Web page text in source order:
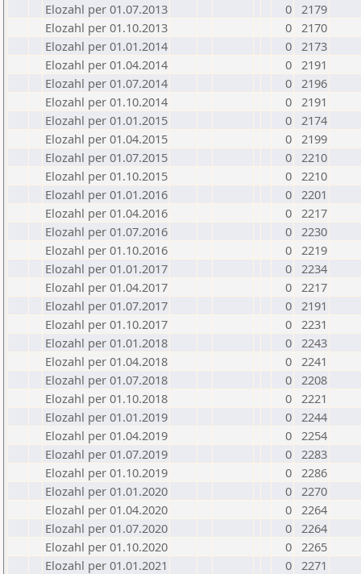
Elozahl per 01.07.2013
0 2179
Elozahl per 01.10.2013
0 2170
Elozahl per 01.01.2014
0 2173
Elozahl per 01.04.2014
0 2191
Elozahl per 01.07.2014
0 2196
Elozahl per 01.10.2014
0 2191
Elozahl per 01.01.2015
0 2174
Elozahl per 01.04.2015
0 2199
Elozahl per 01.07.2015
0 2210
Elozahl per 01.10.2015
0 2210
Elozahl per 01.01.2016
0 2201
Elozahl per 01.04.2016
0 2217
Elozahl per 01.07.2016
0 2230
Elozahl per 01.10.2016
0 2219
Elozahl per 01.01.2017
0 2234
Elozahl per 01.04.2017
0 2217
Elozahl per 01.07.2017
0 2191
Elozahl per 01.10.2017
0 2231
Elozahl per 01.01.2018
0 2243
Elozahl per 01.04.2018
0 2241
Elozahl per 01.07.2018
0 2208
Elozahl per 01.10.2018
0 2221
Elozahl per 01.01.2019
0 2244
Elozahl per 01.04.2019
0 2254
Elozahl per 01.07.2019
0 2283
Elozahl per 01.10.2019
0 2286
Elozahl per 01.01.2020
0 2270
Elozahl per 01.04.2020
0 2264
Elozahl per 01.07.2020
0 2264
Elozahl per 01.10.2020
0 2265
Elozahl per 01.01.2021
0 2271